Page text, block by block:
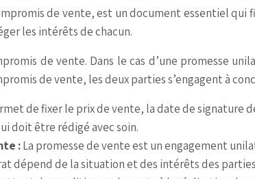
de vente, est un document essentiel
les intérêts de chacun.
de vente. Dans le cas d’une promesse
de vente, les deux parties s’engagent à
de fixer le prix de vente, la date de signature
doit être rédigé avec soin.
:La promesse de vente est un engagement
dépend de la situation et des intérêts des